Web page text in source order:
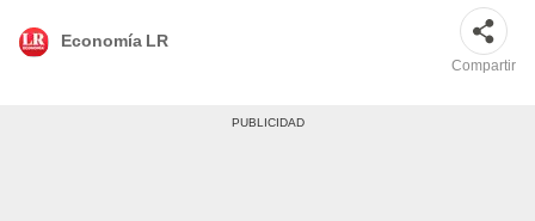
Economía LR
Compartir